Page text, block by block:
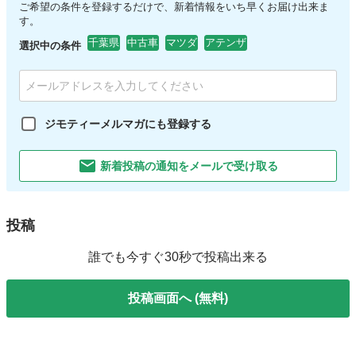
ご希望の条件を登録するだけで、新着情報をいち早くお届け出来ま
す。
選択中の条件 千葉県 中古車 マツダ アテンザ
ジモティーメルマガにも登録する
新着投稿の通知をメールで受け取る
投稿
誰でも今すぐ30秒で投稿出来る
投稿画面へ (無料)